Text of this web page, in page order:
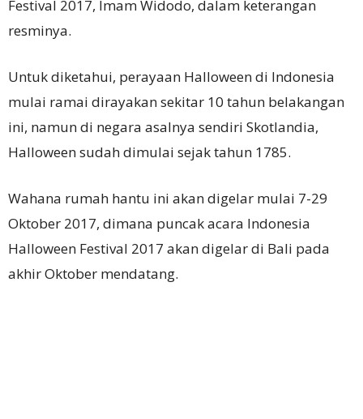
Festival 2017, Imam Widodo, dalam keterangan
resminya.
Untuk diketahui, perayaan Halloween di Indonesia
mulai ramai dirayakan sekitar 10 tahun belakangan
ini, namun di negara asalnya sendiri Skotlandia,
Halloween sudah dimulai sejak tahun 1785.
Wahana rumah hantu ini akan digelar mulai 7-29
Oktober 2017, dimana puncak acara Indonesia
Halloween Festival 2017 akan digelar di Bali pada
akhir Oktober mendatang.